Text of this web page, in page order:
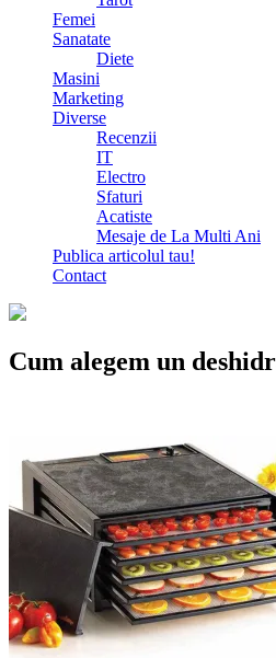
Femei
Sanatate
Diete
Masini
Marketing
Diverse
Recenzii
IT
Electro
Sfaturi
Acatiste
Mesaje de La Multi Ani
Publica articolul tau!
Contact
Cum alegem un